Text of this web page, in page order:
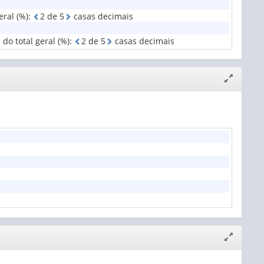
(%): 2 de 5
casas decimais
total geral (%): 2 de 5 casas decimais
janela
janela